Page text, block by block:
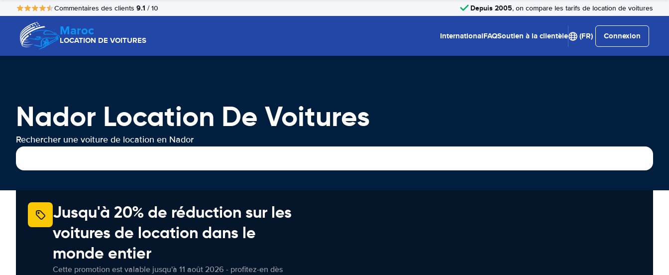
Commentaires des clients 9.1 / 10 Depuis 2005, on compare les tarifs de location de voitures
Maroc
LOCATION DE VOITURES InternationalFAQSoutien à la clientèle (FR) Connexion
Nador Location De Voitures
Rechercher une voiture de location en Nador
Jusqu'à 20% de réduction sur les
voitures de location dans le
monde entier
Cette promotion est valable jusqu'à 11 août 2026 - profitez-en dès